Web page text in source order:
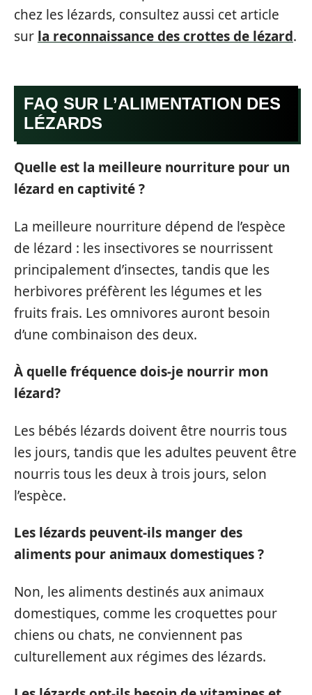
chez les lézards, consultez aussi cet article
sur la reconnaissance des crottes de lézard.
FAQ SUR L’ALIMENTATION DES
LÉZARDS
Quelle est la meilleure nourriture pour un
lézard en captivité ?
La meilleure nourriture dépend de l’espèce
de lézard : les insectivores se nourrissent
principalement d’insectes, tandis que les
herbivores préfèrent les légumes et les
fruits frais. Les omnivores auront besoin
d’une combinaison des deux.
À quelle fréquence dois-je nourrir mon
lézard?
Les bébés lézards doivent être nourris tous
les jours, tandis que les adultes peuvent être
nourris tous les deux à trois jours, selon
l’espèce.
Les lézards peuvent-ils manger des
aliments pour animaux domestiques ?
Non, les aliments destinés aux animaux
domestiques, comme les croquettes pour
chiens ou chats, ne conviennent pas
culturellement aux régimes des lézards.